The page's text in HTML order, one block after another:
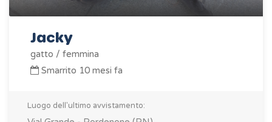
Jacky
gatto / femmina
Smarrito 10 mesi fa
Luogo dell'ultimo avvistamento: